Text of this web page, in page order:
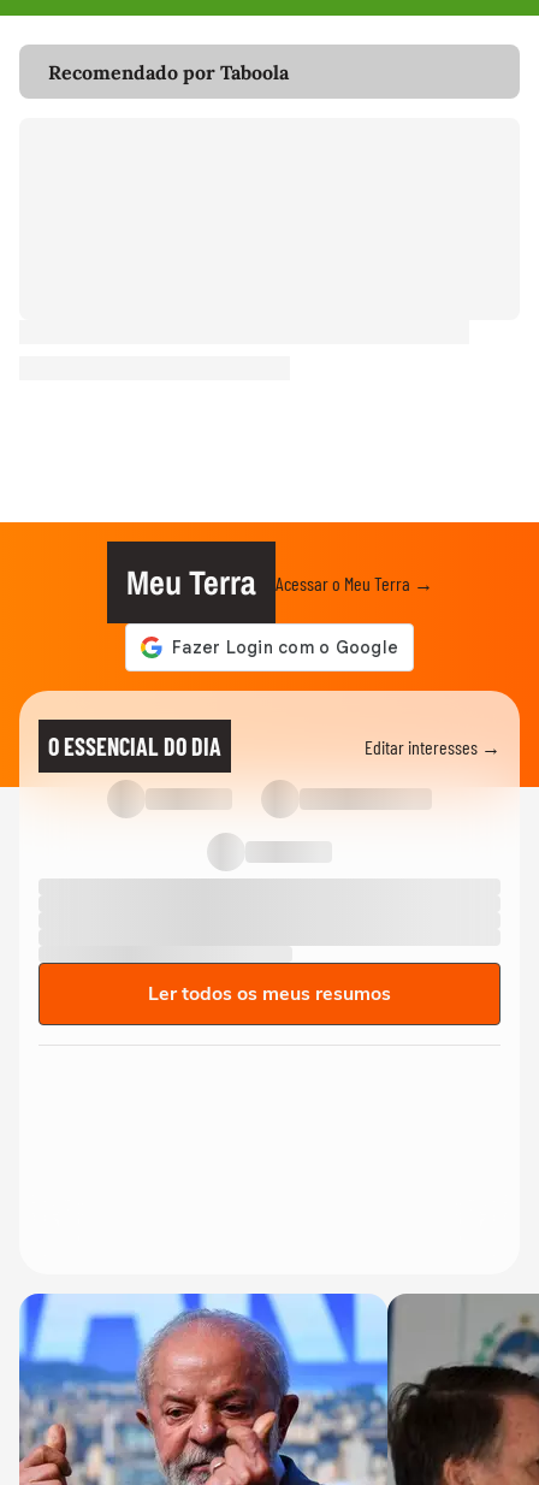
Recomendado por Taboola
Meu Terra Acessar o Meu Terra →
O ESSENCIAL DO DIA Editar interesses →
Ler todos os meus resumos